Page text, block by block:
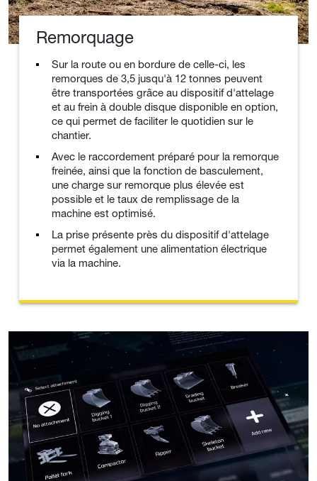
Remorquage
Sur la route ou en bordure de celle-ci, les
remorques de 3,5 jusqu'à 12 tonnes peuvent
être transportées grâce au dispositif d'attelage
et au frein à double disque disponible en option,
ce qui permet de faciliter le quotidien sur le
chantier.
Avec le raccordement préparé pour la remorque
freinée, ainsi que la fonction de basculement,
une charge sur remorque plus élevée est
possible et le taux de remplissage de la
machine est optimisé.
La prise présente près du dispositif d'attelage
permet également une alimentation électrique
via la machine.